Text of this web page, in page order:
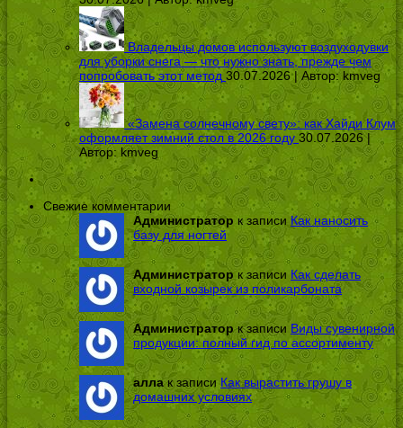
Владельцы домов используют воздуходувки
для уборки снега — что нужно знать, прежде чем
попробовать этот метод 30.07.2026 | Автор: kmveg
«Замена солнечному свету»: как Хайди Клум
оформляет зимний стол в 2026 году 30.07.2026 |
Автор: kmveg
Свежие комментарии
Администраторк записиКак наносить
базу для ногтей
Администраторк записи Как сделать
входной козырек из поликарбоната
Администраторк записи Виды сувенирной
продукции: полный гид по ассортименту
аллак записи Как вырастить грушу в
домашних условиях